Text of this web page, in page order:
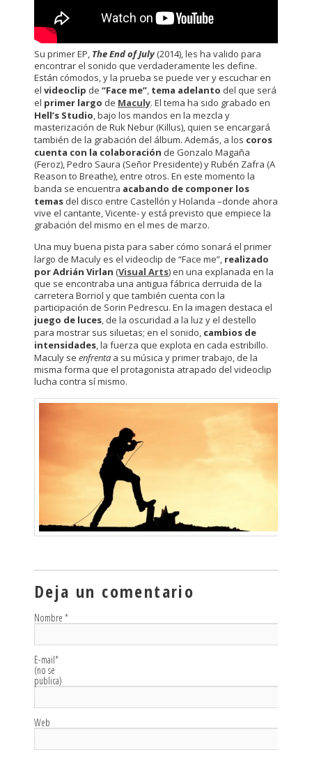
Su primer EP, The End of July(2014), les ha valido para
encontrar el sonido que verdaderamente les define.
Están cómodos, y la prueba se puede ver y escuchar en
el videoclip de “Face me”, tema adelanto del que será
el primer largo de Maculy. El tema ha sido grabado en
Hell’s Studio, bajo los mandos en la mezcla y
masterización de Ruk Nebur (Killus), quien se encargará
también de la grabación del álbum. Además, a los coros
cuenta con la colaboración de Gonzalo Magaña
(Feroz), Pedro Saura (Señor Presidente) y Rubén Zafra (A
Reason to Breathe), entre otros. En este momento la
banda se encuentra acabando de componer los
temas del disco entre Castellón y Holanda –donde ahora
vive el cantante, Vicente- y está previsto que empiece la
grabación del mismo en el mes de marzo.
Una muy buena pista para saber cómo sonará el primer
largo de Maculy es el videoclip de “Face me”, realizado
por Adrián Virlan (Visual Arts) en una explanada en la
que se encontraba una antigua fábrica derruida de la
carretera Borriol y que también cuenta con la
participación de Sorin Pedrescu. En la imagen destaca el
juego de luces, de la oscuridad a la luz y el destello
para mostrar sus siluetas; en el sonido, cambios de
intensidades, la fuerza que explota en cada estribillo.
Maculy se enfrenta a su música y primer trabajo, de la
misma forma que el protagonista atrapado del videoclip
lucha contra sí mismo.
Deja un comentario
Nombre *
E-mail*
(no se
publica)
Web